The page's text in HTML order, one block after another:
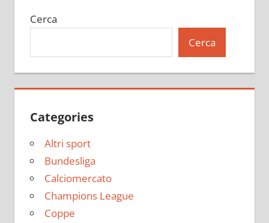
Cerca
Cerca
Categories
Altri sport
Bundesliga
Calciomercato
Champions League
Coppe